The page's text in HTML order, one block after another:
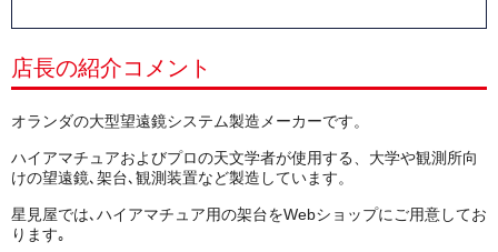
店長の紹介コメント
オランダの大型望遠鏡システム製造メーカーです。
ハイアマチュアおよびプロの天文学者が使用する、大学や観測所向
けの望遠鏡､架台､観測装置など製造しています。
星見屋では､ハイアマチュア用の架台をWebショップにご用意してお
ります｡